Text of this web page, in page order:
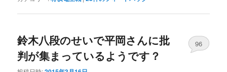
鈴木八段のせいで平岡さんに批
判が集まっているようです？
96